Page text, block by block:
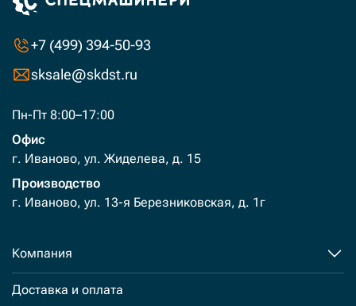
+7 (499) 394-50-93
sksale@skdst.ru
Пн-Пт 8:00–17:00
Офис
г. Иваново, ул. Жиделева, д. 15
Производство
г. Иваново, ул. 13-я Березниковская, д. 1г
Компания
Доставка и оплата